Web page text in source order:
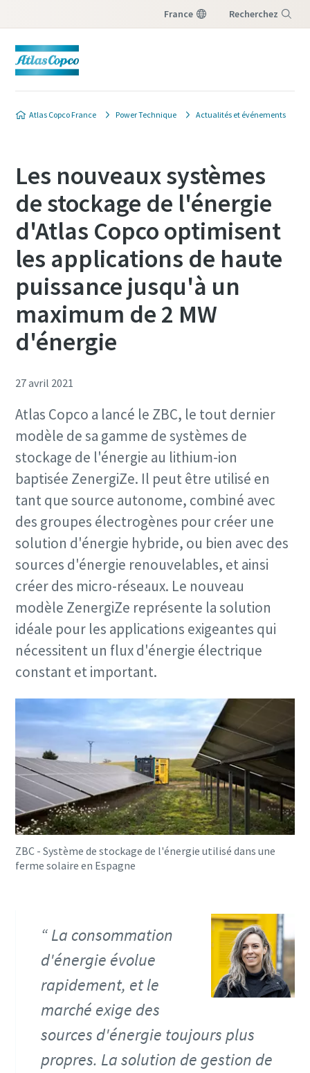
France Recherchez
Atlas Copco France Power Technique Actualités et événements
Les nouveaux systèmes
de stockage de l'énergie
d'Atlas Copco optimisent
les applications de haute
puissance jusqu'à un
maximum de 2 MW
d'énergie
27 avril 2021
Atlas Copco a lancé le ZBC, le tout dernier
modèle de sa gamme de systèmes de
stockage de l'énergie au lithium-ion
baptisée ZenergiZe. Il peut être utilisé en
tant que source autonome, combiné avec
des groupes électrogènes pour créer une
solution d'énergie hybride, ou bien avec des
sources d'énergie renouvelables, et ainsi
créer des micro-réseaux. Le nouveau
modèle ZenergiZe représente la solution
idéale pour les applications exigeantes qui
nécessitent un flux d'énergie électrique
constant et important.
ZBC - Système de stockage de l'énergie utilisé dans une
ferme solaire en Espagne
La consommation
d'énergie évolue
rapidement, et le
marché exige des
sources d'énergie toujours plus
propres. La solution de gestion de